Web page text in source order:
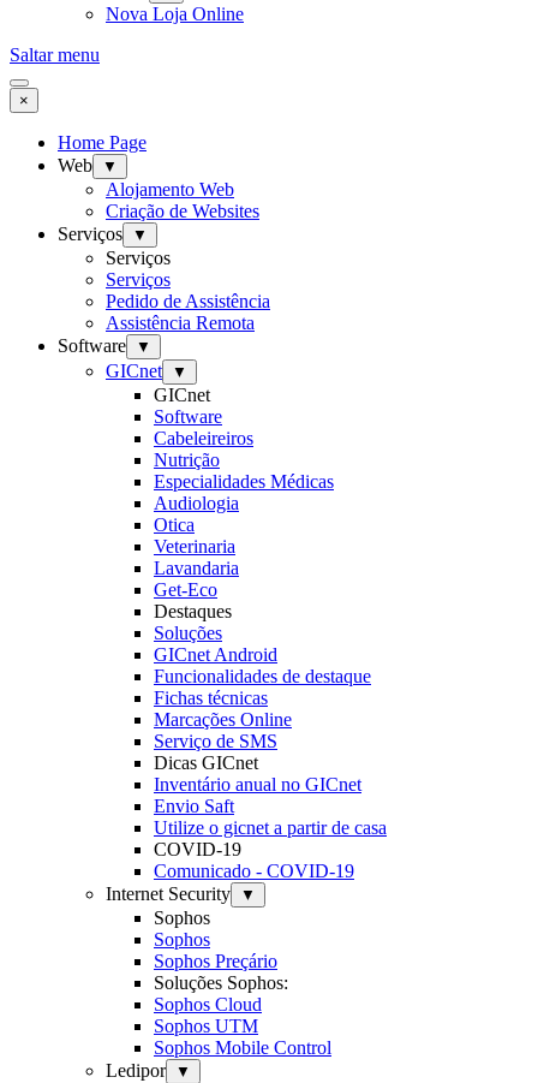
Nova Loja Online
Saltar menu
×
Home Page
Web
▼
Alojamento Web
Criação de Websites
Serviços
▼
Serviços
Serviços
Pedido de Assistência
Assistência Remota
Software
▼
GICnet ▼
GICnet
Software
Cabeleireiros
Nutrição
Especialidades Médicas
Audiologia
Otica
Veterinaria
Lavandaria
Get-Eco
Destaques
Soluções
GICnet Android
Funcionalidades de destaque
Fichas técnicas
Marcações Online
Serviço de SMS
Dicas GICnet
Inventário anual no GICnet
Envio Saft
Utilize o gicnet a partir de casa
COVID-19
Comunicado - COVID-19
Internet Security
▼
Sophos
Sophos
Sophos Preçário
Soluções Sophos:
Sophos Cloud
Sophos UTM
Sophos Mobile Control
Ledipor
▼